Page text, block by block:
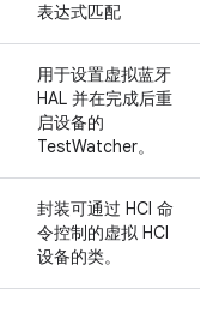
表达式匹配
用于设置虚拟蓝牙
HAL 并在完成后重
启设备的
TestWatcher。
封装可通过 HCI 命
令控制的虚拟 HCI
设备的类。